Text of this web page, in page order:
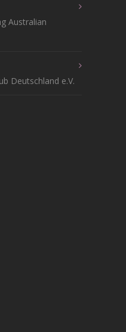
Australian
Deutschland e.V.